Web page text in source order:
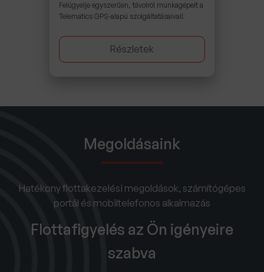
Felügyelje egyszerűen, távolról munkagépeit a
Telematics GPS-alapú szolgáltatásaival!
Részletek
Megoldásaink
Hatékony flottakezelési megoldások, számítógépes
portál és mobiltelefonos alkalmazás
Flottafigyelés az Ön igényeire
szabva